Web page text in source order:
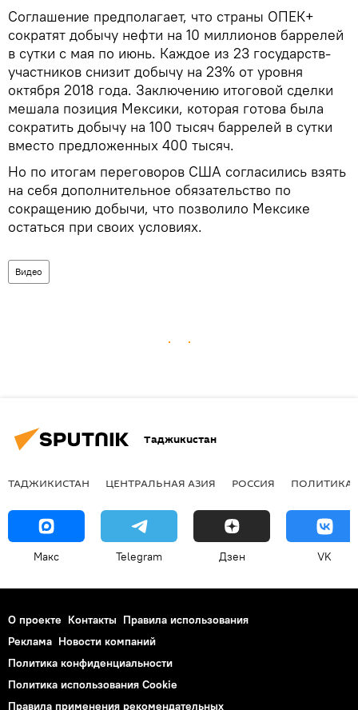
Соглашение предполагает, что страны ОПЕК+
сократят добычу нефти на 10 миллионов баррелей
в сутки с мая по июнь. Каждое из 23 государств-
участников снизит добычу на 23% от уровня
октября 2018 года. Заключению итоговой сделки
мешала позиция Мексики, которая готова была
сократить добычу на 100 тысяч баррелей в сутки
вместо предложенных 400 тысяч.
Но по итогам переговоров США согласились взять
на себя дополнительное обязательство по
сокращению добычи, что позволило Мексике
остаться при своих условиях.
Видео
Таджикистан
ТАДЖИКИСТАН ЦЕНТРАЛЬНАЯ АЗИЯ РОССИЯ ПОЛИТИКА
Макс Telegram Дзен VK
О проекте Контакты Правила использования
Реклама Новости компаний
Политика конфиденциальности
Политика использования Cookie
Правила применения рекомендательных